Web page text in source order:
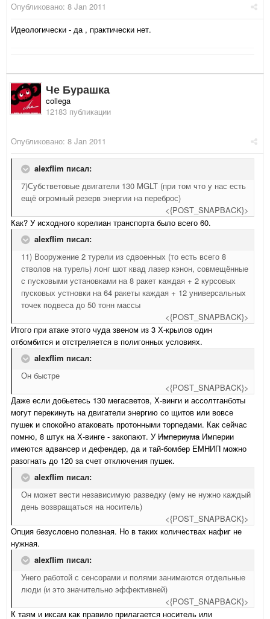
Опубликовано: 8 Jan 2011
Идеологически - да , практически нет.
Че Бурашка
collega
12183 публикации
Опубликовано: 8 Jan 2011
alexflim писал:
7)Субстветовые двигатели 130 MGLT (при том что у нас есть
ещё огромный резерв энергии на переброс)
<{POST_SNAPBACK}>
Как? У исходного корелиан транспорта было всего 60.
alexflim писал:
11) Вооружение 2 турели из сдвоенных (то есть всего 8
стволов на турель) лонг шот квад лазер кэнон, совмещённые
с пусковыми установками на 8 ракет каждая + 2 курсовых
пусковых устновки на 64 ракеты каждая + 12 универсальных
точек подвеса до 50 тонн массы
<{POST_SNAPBACK}>
Итого при атаке этого чуда звеном из 3 Х-крылов один
отбомбится и отстреляется в полигонных условиях.
alexflim писал:
Он быстре
<{POST_SNAPBACK}>
Даже если добьетесь 130 мегасветов, Х-винги и ассолтганботы
могут перекинуть на двигатели энергию со щитов или вовсе
пушек и спокойно атаковать протонными торпедами. Как сейчас
помню, 8 штук на Х-винге - закопают. УИмпериумаИмперии
имеются адвансер и дефендер, да и тай-бомбер ЕМНИП можно
разогнать до 120 за счет отключения пушек.
alexflim писал:
Он может вести независимую разведку (ему не нужно каждый
день возвращаться на носитель)
<{POST_SNAPBACK}>
Опция безусловно полезная. Но в таких количествах нафиг не
нужная.
alexflim писал:
Унего работой с сенсорами и полями занимаются отдельные
люди (и это значительно эффективней)
<{POST_SNAPBACK}>
К таям и иксам как правило прилагается носитель или